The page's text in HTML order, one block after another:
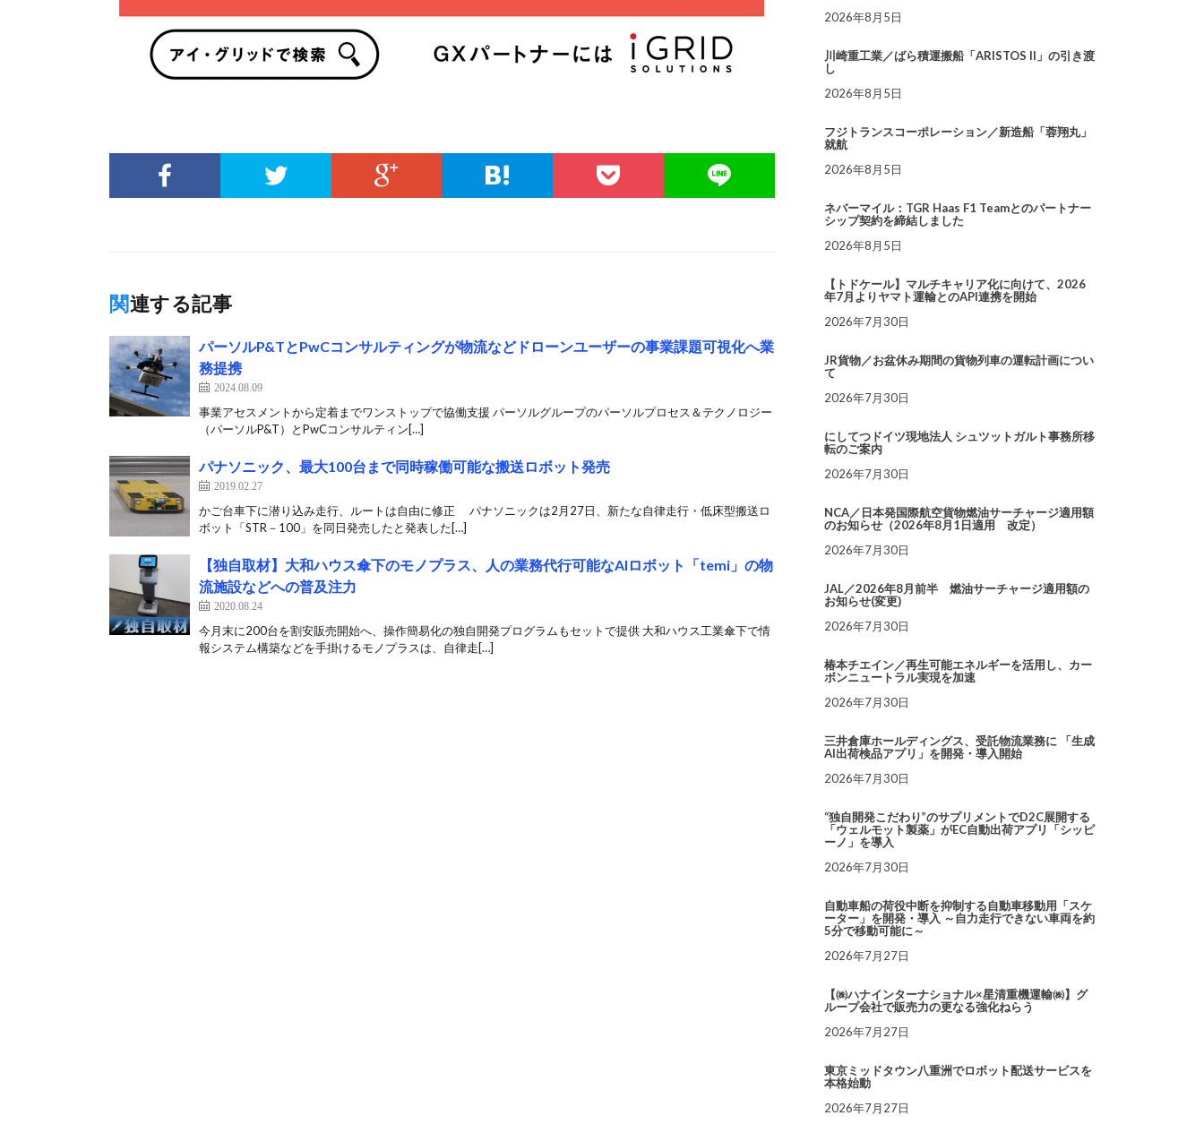
関連する記事
パーソルP&TとPwCコンサルティングが物流などドローンユーザーの事業課題可視化へ業
務提携
2024.08.09
事業アセスメントから定着までワンストップで協働支援 パーソルグループのパーソルプロセス＆テクノロジー
（パーソルP&T）とPwCコンサルティン[…]
パナソニック、最大100台まで同時稼働可能な搬送ロボット発売
2019.02.27
かご台車下に潜り込み走行、ルートは自由に修正 パナソニックは2月27日、新たな自律走行・低床型搬送ロ
ボット「STR－100」を同日発売したと発表した[…]
【独自取材】大和ハウス傘下のモノプラス、人の業務代行可能なAIロボット「temi」の物
流施設などへの普及注力
2020.08.24
今月末に200台を割安販売開始へ、操作簡易化の独自開発プログラムもセットで提供 大和ハウス工業傘下で情
報システム構築などを手掛けるモノプラスは、自律走[…]
2026年8月5日
川崎重工業／ばら積運搬船「ARISTOS II」の引き渡
し
2026年8月5日
フジトランスコーポレーション／新造船「蓉翔丸」
就航
2026年8月5日
ネバーマイル：TGR Haas F1 Teamとのパートナー
シップ契約を締結しました
2026年8月5日
【トドケール】マルチキャリア化に向けて、2026
年7月よりヤマト運輸とのAPI連携を開始
2026年7月30日
JR貨物／お盆休み期間の貨物列車の運転計画につい
て
2026年7月30日
にしてつドイツ現地法人 シュツットガルト事務所移
転のご案内
2026年7月30日
NCA／日本発国際航空貨物燃油サーチャージ適用額
のお知らせ（2026年8月1日適用 改定）
2026年7月30日
JAL／2026年8月前半 燃油サーチャージ適用額の
お知らせ(変更)
2026年7月30日
椿本チエイン／再生可能エネルギーを活用し、カー
ボンニュートラル実現を加速
2026年7月30日
三井倉庫ホールディングス、受託物流業務に 「生成
AI出荷検品アプリ」を開発・導入開始
2026年7月30日
“独自開発こだわり”のサプリメントでD2C展開する
「ウェルモット製薬」がEC自動出荷アプリ「シッピ
ーノ」を導入
2026年7月30日
自動車船の荷役中断を抑制する自動車移動用「スケ
ーター」を開発・導入 ～自力走行できない車両を約
5分で移動可能に～
2026年7月27日
【㈱ハナインターナショナル×星清重機運輸㈱】グ
ループ会社で販売力の更なる強化ねらう
2026年7月27日
東京ミッドタウン八重洲でロボット配送サービスを
本格始動
2026年7月27日